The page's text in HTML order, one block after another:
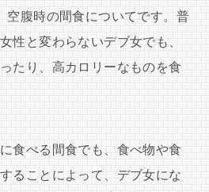
空腹時の間食についてです。普
性と変わらないデブ女でも、
たり、高カロリーなものを食
食べる間食でも、食べ物や食
ることによって、デブ女にな